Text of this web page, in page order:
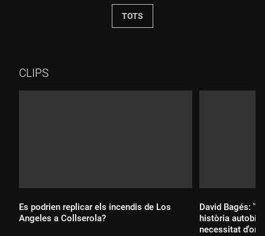
TOTS
CLIPS
Es podrien replicar els incendis de Los
Angeles a Collserola?
David Bagés:
història
necessitat